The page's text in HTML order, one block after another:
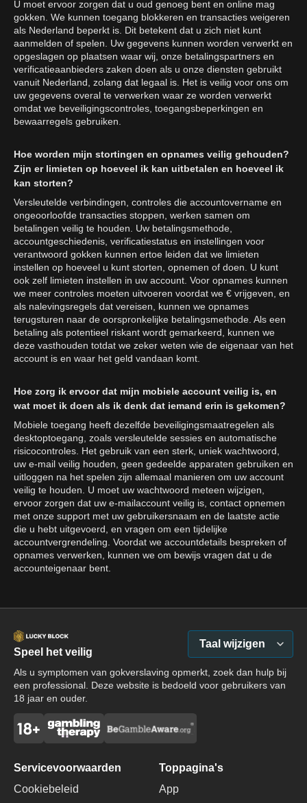
U moet ervoor zorgen dat u oud genoeg bent en online mag
gokken. We kunnen toegang blokkeren en transacties weigeren
als Nederland beperkt is. Dit betekent dat u zich niet kunt
aanmelden of spelen. Uw gegevens kunnen worden verwerkt en
opgeslagen op plaatsen waar wij, onze betalingspartners en
verificatieaanbieders zaken doen als u onze diensten gebruikt
vanuit Nederland, zolang dat legaal is. Het is veilig voor ons om
uw gegevens overal te verwerken waar ze worden verwerkt
omdat we beveiligingscontroles, toegangsbeperkingen en
bewaarregels gebruiken.
Hoe worden mijn stortingen en opnames veilig gehouden?
Zijn er limieten op hoeveel ik kan uitbetalen en hoeveel ik
kan storten?
Versleutelde verbindingen, controles die accountovername en
ongeoorloofde transacties stoppen, werken samen om
betalingen veilig te houden. Uw betalingsmethode,
accountgeschiedenis, verificatiestatus en instellingen voor
verantwoord gokken kunnen ertoe leiden dat we limieten
instellen op hoeveel u kunt storten, opnemen of doen. U kunt
ook zelf limieten instellen in uw account. Voor opnames kunnen
we meer controles moeten uitvoeren voordat we € vrijgeven, en
als nalevingsregels dat vereisen, kunnen we opnames
terugsturen naar de oorspronkelijke betalingsmethode. Als een
betaling als potentieel riskant wordt gemarkeerd, kunnen we
deze vasthouden totdat we zeker weten wie de eigenaar van het
account is en waar het geld vandaan komt.
Hoe zorg ik ervoor dat mijn mobiele account veilig is, en
wat moet ik doen als ik denk dat iemand erin is gekomen?
Mobiele toegang heeft dezelfde beveiligingsmaatregelen als
desktoptoegang, zoals versleutelde sessies en automatische
risicocontroles. Het gebruik van een sterk, uniek wachtwoord,
uw e-mail veilig houden, geen gedeelde apparaten gebruiken en
uitloggen na het spelen zijn allemaal manieren om uw account
veilig te houden. U moet uw wachtwoord meteen wijzigen,
ervoor zorgen dat uw e-mailaccount veilig is, contact opnemen
met onze support met uw gebruikersnaam en de laatste actie
die u hebt uitgevoerd, en vragen om een tijdelijke
accountvergrendeling. Voordat we accountdetails bespreken of
opnames verwerken, kunnen we om bewijs vragen dat u de
accounteigenaar bent.
Speel het veilig
Als u symptomen van gokverslaving opmerkt, zoek dan hulp bij
een professional. Deze website is bedoeld voor gebruikers van
18 jaar en ouder.
Taal wijzigen
Servicevoorwaarden
Cookiebeleid
Toppagina's
App